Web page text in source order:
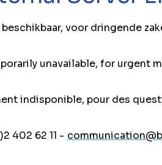
voor dringende
unavailable, for urgent
indisponible, pour des
402 62 11 -